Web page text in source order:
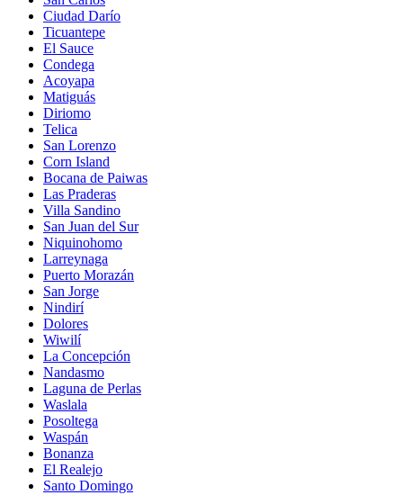
Ciudad Darío
Ticuantepe
El Sauce
Condega
Acoyapa
Matiguás
Diriomo
Telica
San Lorenzo
Corn Island
Bocana de Paiwas
Las Praderas
Villa Sandino
San Juan del Sur
Niquinohomo
Larreynaga
Puerto Morazán
San Jorge
Nindirí
Dolores
Wiwilí
La Concepción
Nandasmo
Laguna de Perlas
Waslala
Posoltega
Waspán
Bonanza
El Realejo
Santo Domingo